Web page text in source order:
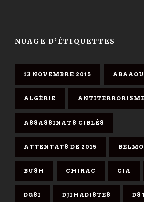
NUAGE D’ÉTIQUETTES
13 NOVEMBRE 2015
ALGÉRIE
ASSASSINATS CIBLÉS
ATTENTATS DE 2015
BUSH CHIRAC CIA
DGSI DJIHADISTES